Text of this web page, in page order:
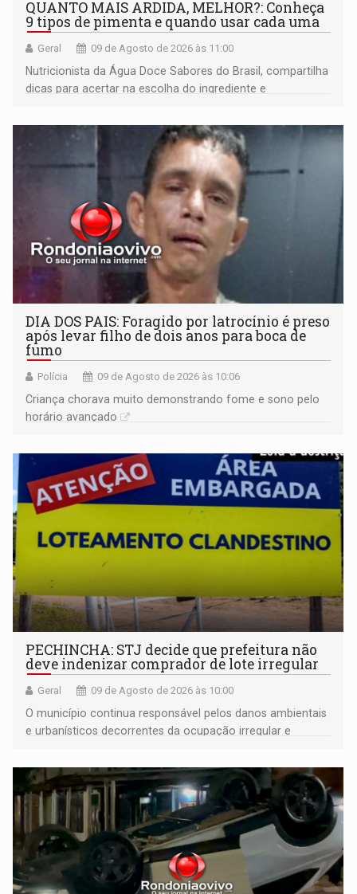
QUANTO MAIS ARDIDA, MELHOR?: Conheça
9 tipos de pimenta e quando usar cada uma
Geral 09 de Agosto de 2026 às 11:00
Nutricionista da Água Doce Sabores do Brasil, compartilha
dicas para acertar na escolha do ingrediente e
DIA DOS PAIS: Foragido por latrocínio é preso
após levar filho de dois anos para boca de
fumo
Polícia 09 de Agosto de 2026 às 10:06
Criança chorava muito demonstrando fome e sono pelo
horário avançado
PECHINCHA: STJ decide que prefeitura não
deve indenizar comprador de lote irregular
Geral 09 de Agosto de 2026 às 10:00
O município continua responsável pelos danos ambientais
e urbanísticos decorrentes da ocupação irregular e